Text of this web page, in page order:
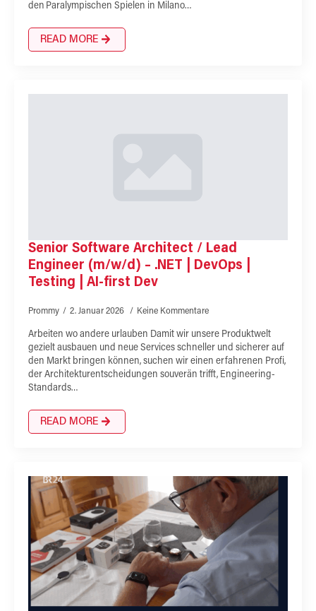
den Paralympischen Spielen in Milano…
READ MORE
Senior Software Architect / Lead
Engineer (m/w/d) – .NET | DevOps |
Testing | AI-first Dev
Prommy 2. Januar 2026 Keine Kommentare
Arbeiten wo andere urlauben Damit wir unsere Produktwelt
gezielt ausbauen und neue Services schneller und sicherer auf
den Markt bringen können, suchen wir einen erfahrenen Profi,
der Architekturentscheidungen souverän trifft, Engineering-
Standards…
READ MORE